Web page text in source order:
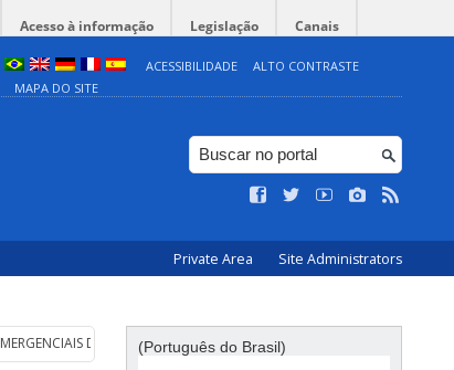
Acesso à informação Legislação Canais
ACESSIBILIDADE
ALTO CONTRASTE
MAPA DO SITE
Private Area Site Administrators
DE PÓS-GRADUAÇÃO STRICTO SENSU
(Português do Brasil)